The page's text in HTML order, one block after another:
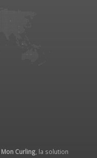
Mon Curling , la solution